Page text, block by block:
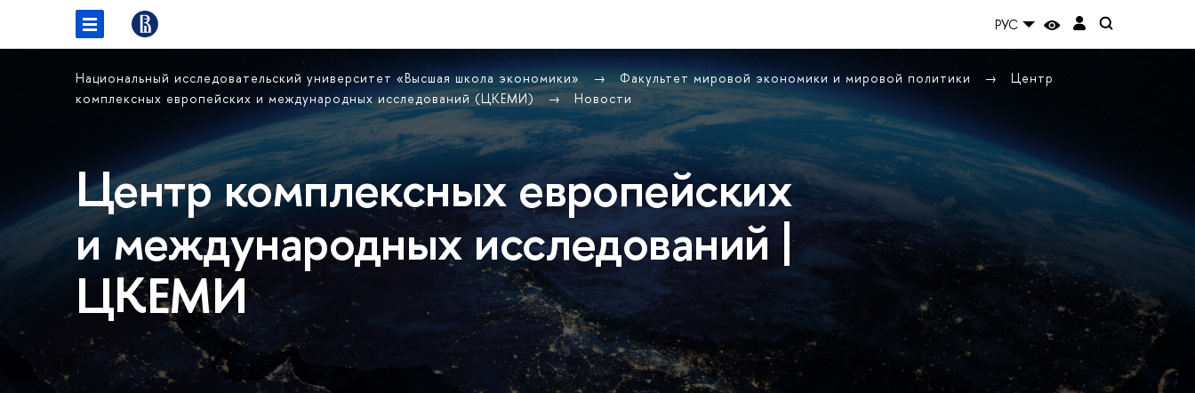
РУС
Национальный исследовательский университет «Высшая школа экономики» Факультет мировой экономики и мировой политики
Центр
комплексных европейских и международных исследований (ЦКЕМИ)
Новости
Центр комплексных европейских
и международных исследований |
ЦКЕМИ